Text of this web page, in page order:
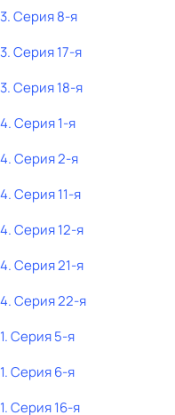
. Серия 8-я
. Серия 17-я
. Серия 18-я
. Серия 1-я
. Серия 2-я
. Серия 11-я
. Серия 12-я
. Серия 21-я
. Серия 22-я
. Серия 5-я
. Серия 6-я
. Серия 16-я